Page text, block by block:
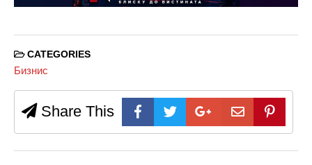
CATEGORIES
Бизнис
Share This